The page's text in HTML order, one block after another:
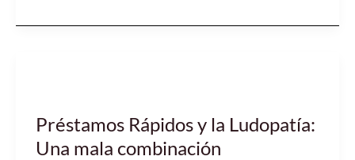
Préstamos Rápidos y la Ludopatía:
Una mala combinación
y
la